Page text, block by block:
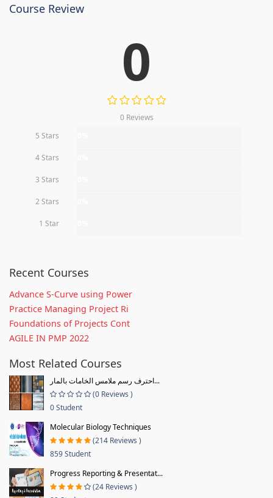
Course Review
0
0 Reviews
5 Stars
4 Stars
3 Stars
2 Stars
1 Star
Recent Courses
Advance S-Curve using Power
Practice Managing Project Ri
Foundations of Projects Cont
AGILE IN PMP 2022
Most Related Courses
احترف رسم ملامس الخامات بالمار...
(0 Reviews )
0 Student
Molecular Biology Techniques
(214 Reviews )
859 Student
Progress Reporting & Presentat...
(24 Reviews )